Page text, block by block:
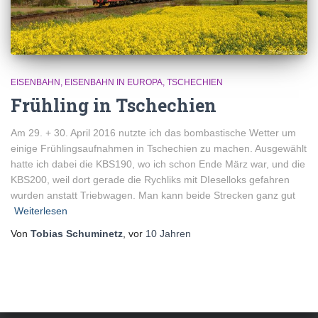
EISENBAHN EISENBAHN IN EUROPA TSCHECHIEN
Frühling in Tschechien
Am 29. + 30. April 2016 nutzte ich das bombastische Wetter um
einige Frühlingsaufnahmen in Tschechien zu machen. Ausgewählt
hatte ich dabei die KBS190, wo ich schon Ende März war, und die
KBS200, weil dort gerade die Rychliks mit DIeselloks gefahren
wurden anstatt Triebwagen. Man kann beide Strecken ganz gut
Weiterlesen
Von Tobias Schuminetz , vor 10 Jahren